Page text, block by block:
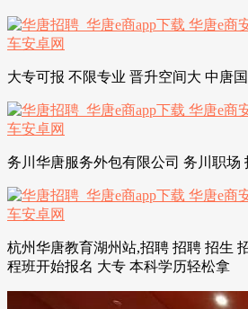
大专可报 不限专业 晋升空间大 中唐
务川华唐服务外包有限公司 务川职场
杭州华唐教育湖州站,招聘 招聘 招生
程班开始报名 大专 本科学历轻松拿